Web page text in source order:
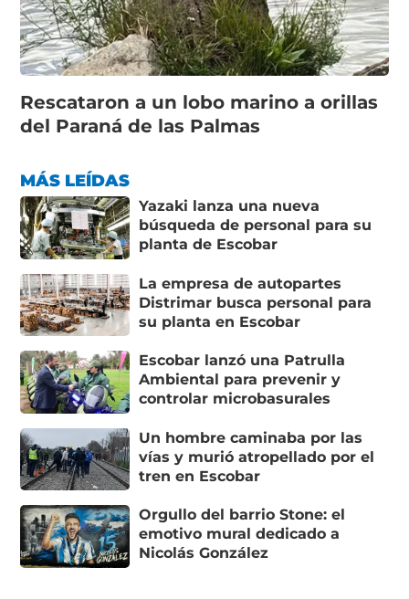
Rescataron a un lobo marino a orillas
del Paraná de las Palmas
MÁS LEÍDAS
Yazaki lanza una nueva
búsqueda de personal para su
planta de Escobar
La empresa de autopartes
Distrimar busca personal para
su planta en Escobar
Escobar lanzó una Patrulla
Ambiental para prevenir y
controlar microbasurales
Un hombre caminaba por las
vías y murió atropellado por el
tren en Escobar
Orgullo del barrio Stone: el
emotivo mural dedicado a
Nicolás González